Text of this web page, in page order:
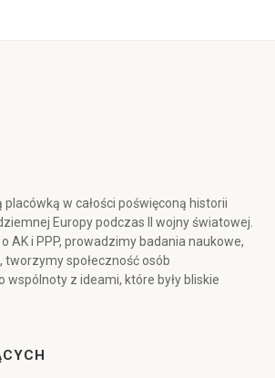
w całości poświęconą historii
Europy podczas II wojny światowej.
AK i PPP, prowadzimy badania naukowe,
tworzymy społeczność osób
wspólnoty z ideami, które były bliskie